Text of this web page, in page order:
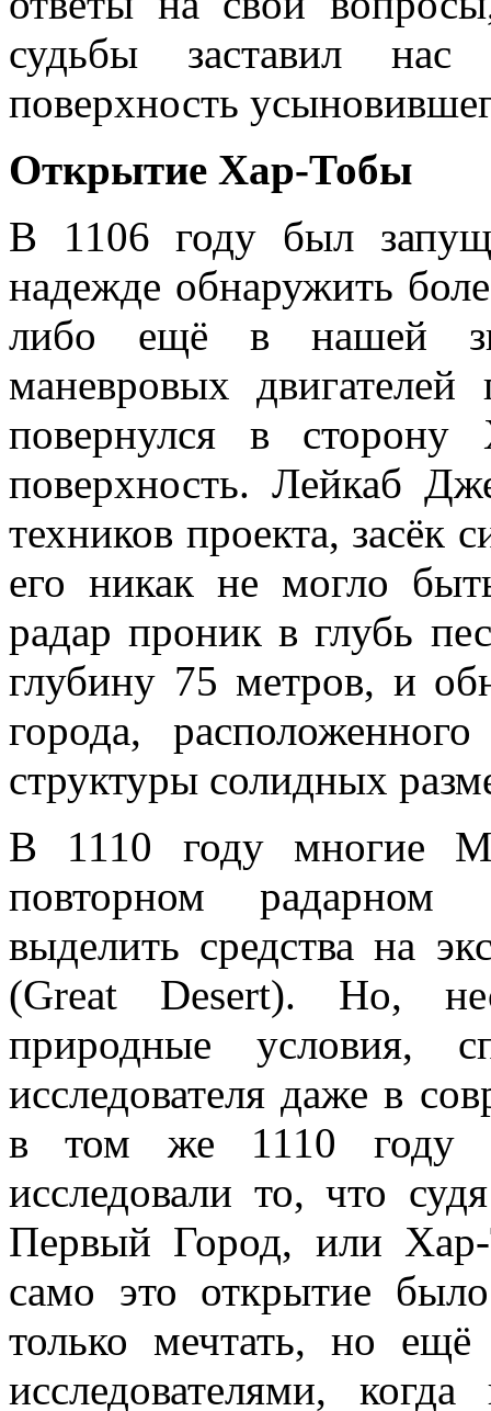
судьбы заставил
поверхность
Открытие Хар-Тобы
В 1106 году был
надежде обнаружить
либо ещё в нашей
маневровых
повернулся в сторону
поверхность. Лейкаб
техников проекта, засёк
его никак не могло
радар проник в глубь
глубину 75 метров, и
города,
структуры солидных
В 1110 году многие
повторном радарном
выделить средства на
(Great Desert). Но,
природные условия,
исследователя даже в
в том же 1110 году
исследовали то, что
Первый Город, или
само это открытие
только мечтать, но ещё
исследователями,